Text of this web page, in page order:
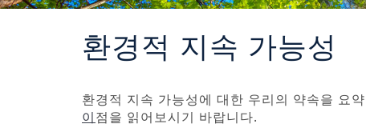
환경적 지속 가능성
환경적 지속 가능성에 대한 우리의 약속을 요
이점을 읽어보시기 바랍니다.